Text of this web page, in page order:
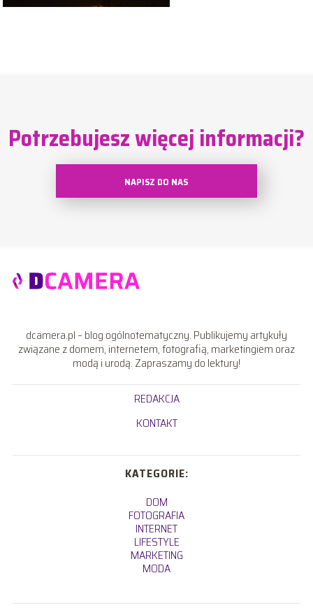
Potrzebujesz więcej informacji?
NAPISZ DO NAS
dcamera.pl – blog ogólnotematyczny. Publikujemy artykuły
związane z domem, internetem, fotografią, marketingiem oraz
modą i urodą. Zapraszamy do lektury!
REDAKCJA
KONTAKT
KATEGORIE:
DOM
FOTOGRAFIA
INTERNET
LIFESTYLE
MARKETING
MODA